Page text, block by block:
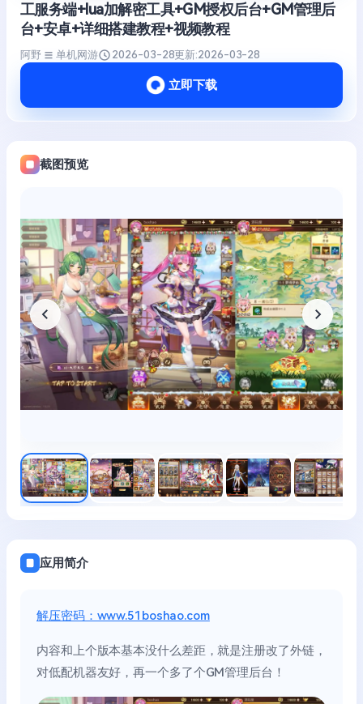
工服务端+lua加解密工具+GM授权后台+GM管理后
台+安卓+详细搭建教程+视频教程
阿野 单机网游 2026-03-28更新:2026-03-28
立即下载
截图预览
应用简介
解压密码：www.51boshao.com
内容和上个版本基本没什么差距，就是注册改了外链，
对低配机器友好，再一个多了个GM管理后台！